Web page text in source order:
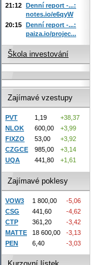
21:12 Denní report -...:
notes.io/e6qyW
20:15 Denní report -...:
paiza.io/projec...
Škola investování
Zajímavé vzestupy
PVT 1,19
+38,37
NLOK
600,00
+3,99
FIXZO
53,00
+3,92
CZGCE
985,00
+3,14
UQA
441,80 +1,61
Zajímavé poklesy
VOW3 1 800,00
-5,06
CSG
441,60
-4,62
CTP
361,20
-3,42
MATTE
18 600,00
-3,13
PEN
6,40 -3,03